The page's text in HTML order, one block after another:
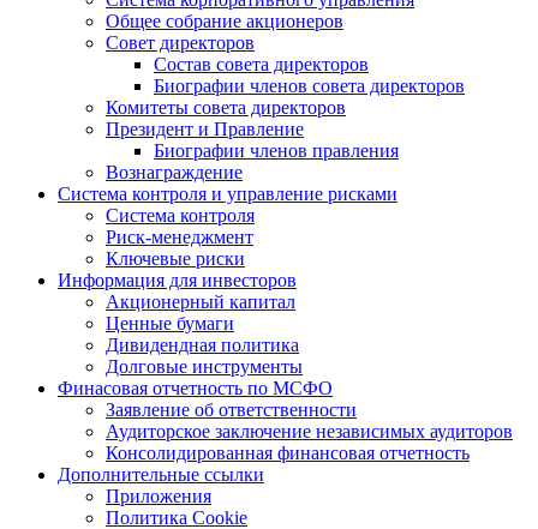
Общее собрание акционеров
Совет директоров
Состав совета директоров
Биографии членов совета директоров
Комитеты совета директоров
Президент и Правление
Биографии членов правления
Вознаграждение
Система контроля и управление рисками
Система контроля
Риск-менеджмент
Ключевые риски
Информация для инвесторов
Акционерный капитал
Ценные бумаги
Дивидендная политика
Долговые инструменты
Финасовая отчетность по МСФО
Заявление об ответственности
Аудиторское заключение независимых аудиторов
Консолидированная финансовая отчетность
Дополнительные ссылки
Приложения
Политика Cookie